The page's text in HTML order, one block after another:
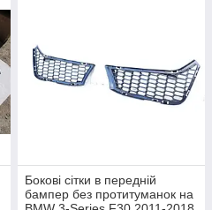
Бокові сітки в передній
бампер без протитуманок на